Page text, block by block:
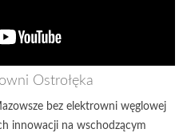
Ostrołęka
bez elektrowni węglowej
innowacji na wschodzącym